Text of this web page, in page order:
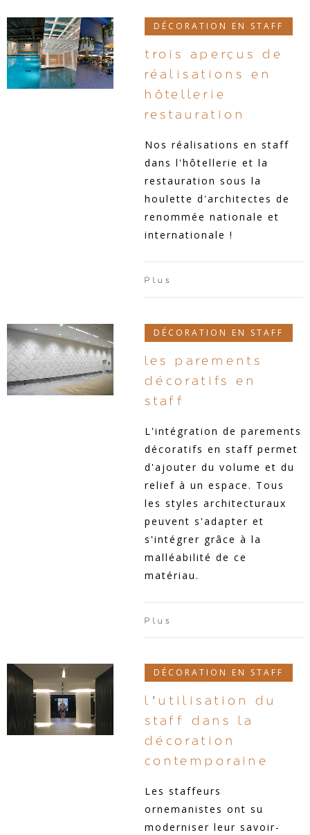
DÉCORATION EN STAFF
trois aperçus de
réalisations en
hôtellerie
restauration
Nos réalisations en staff
dans l'hôtellerie et la
restauration sous la
houlette d'architectes de
renommée nationale et
internationale !
Plus
DÉCORATION EN STAFF
les parements
décoratifs en
staff
L'intégration de parements
décoratifs en staff permet
d'ajouter du volume et du
relief à un espace. Tous
les styles architecturaux
peuvent s'adapter et
s'intégrer grâce à la
malléabilité de ce
matériau.
Plus
DÉCORATION EN STAFF
l’utilisation du
staff dans la
décoration
contemporaine
Les staffeurs
ornemanistes ont su
moderniser leur savoir-